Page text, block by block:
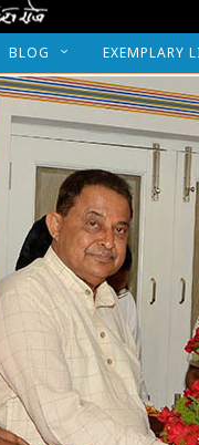
BLOG EXEMPLARY